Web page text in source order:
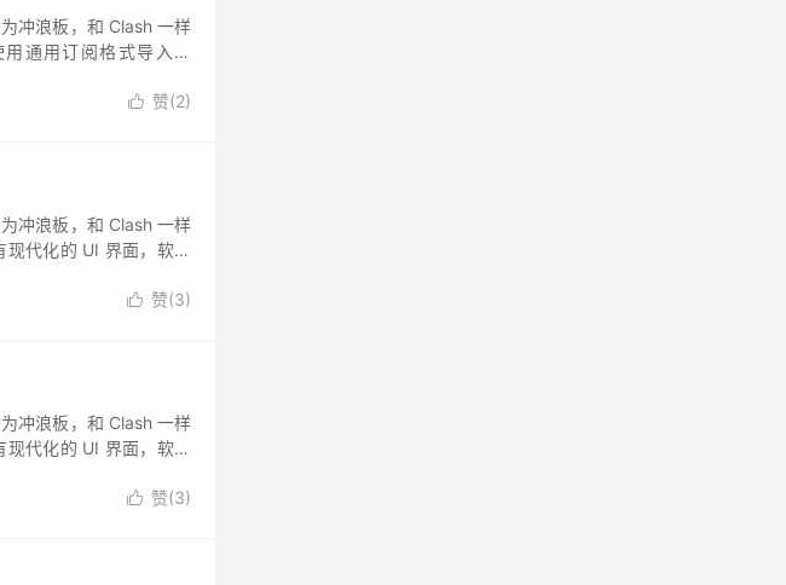
冲浪板，和 Clash 一样
通用订阅格式导入。
 赞(2)
冲浪板，和 Clash 一样
代化的 UI 界面，软件
 赞(3)
冲浪板，和 Clash 一样
代化的 UI 界面，软件
 赞(3)